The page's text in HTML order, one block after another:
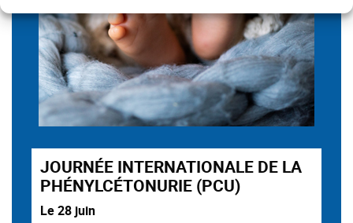
JOURNÉE INTERNATIONALE DE LA
PHÉNYLCÉTONURIE (PCU)
Le 28 juin